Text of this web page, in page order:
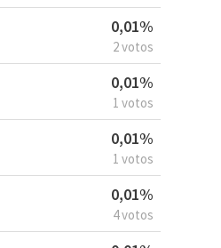
0,01%
2 votos
0,01%
1 votos
0,01%
1 votos
0,01%
4 votos